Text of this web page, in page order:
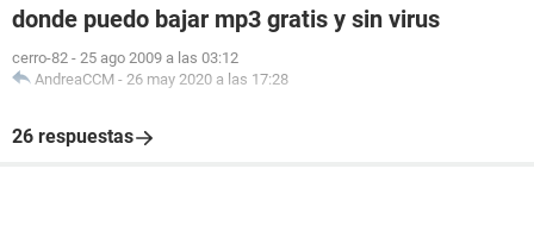
donde puedo bajar mp3 gratis y sin virus
cerro-82 - 25 ago 2009 a las 03:12
AndreaCCM - 26 may 2020 a las 17:28
26 respuestas